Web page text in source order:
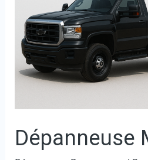
Dépanneuse